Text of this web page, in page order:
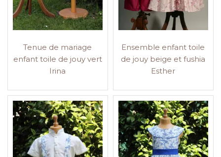
Tenue de mariage
enfant toile de jouy vert
Irina
Ensemble enfant toile
de jouy beige et fushia
Esther